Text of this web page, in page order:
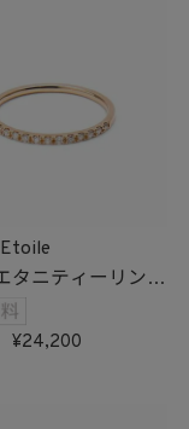
タニティーリング
ールド)
24,200